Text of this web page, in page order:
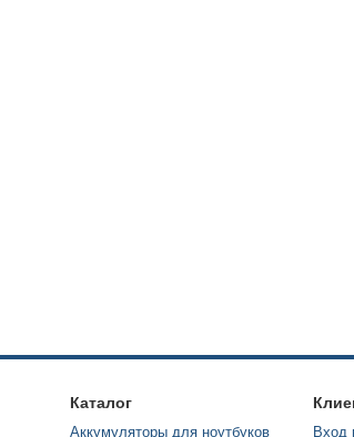
Каталог
Аккумуляторы для ноутбуков Вход